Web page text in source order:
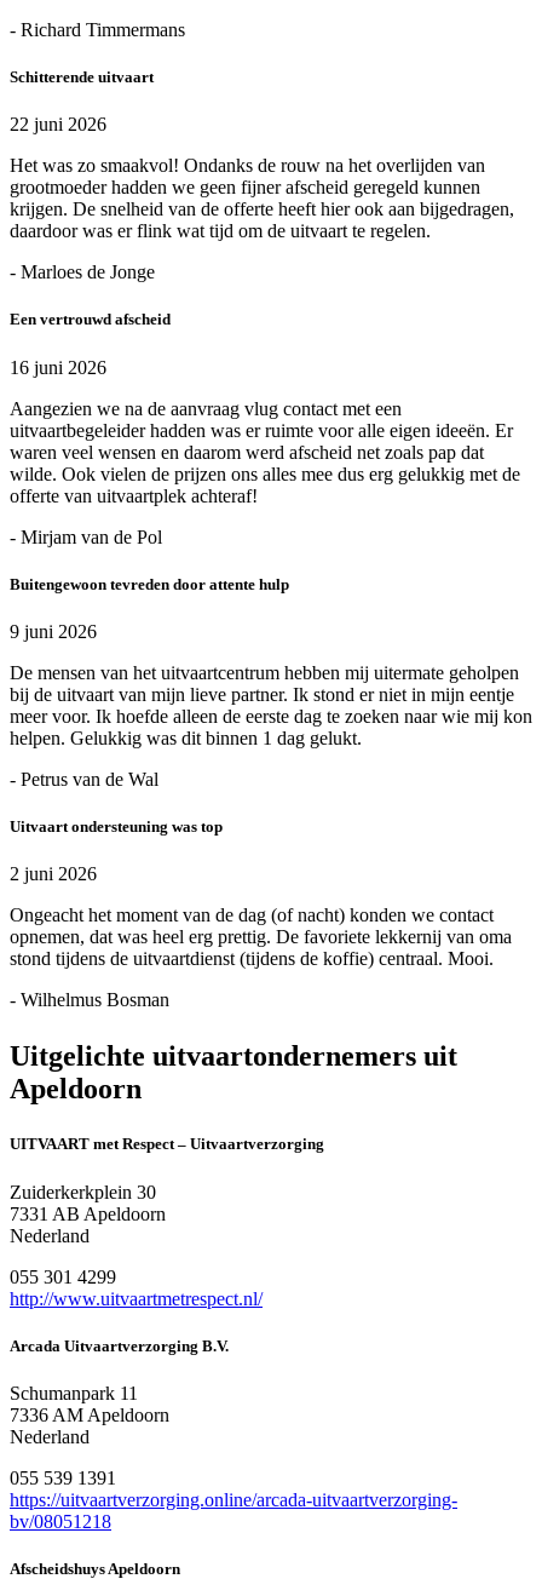
- Richard Timmermans
Schitterende uitvaart
22 juni 2026
Het was zo smaakvol! Ondanks de rouw na het overlijden van
grootmoeder hadden we geen fijner afscheid geregeld kunnen
krijgen. De snelheid van de offerte heeft hier ook aan bijgedragen,
daardoor was er flink wat tijd om de uitvaart te regelen.
- Marloes de Jonge
Een vertrouwd afscheid
16 juni 2026
Aangezien we na de aanvraag vlug contact met een
uitvaartbegeleider hadden was er ruimte voor alle eigen ideeën. Er
waren veel wensen en daarom werd afscheid net zoals pap dat
wilde. Ook vielen de prijzen ons alles mee dus erg gelukkig met de
offerte van uitvaartplek achteraf!
- Mirjam van de Pol
Buitengewoon tevreden door attente hulp
9 juni 2026
De mensen van het uitvaartcentrum hebben mij uitermate geholpen
bij de uitvaart van mijn lieve partner. Ik stond er niet in mijn eentje
meer voor. Ik hoefde alleen de eerste dag te zoeken naar wie mij kon
helpen. Gelukkig was dit binnen 1 dag gelukt.
- Petrus van de Wal
Uitvaart ondersteuning was top
2 juni 2026
Ongeacht het moment van de dag (of nacht) konden we contact
opnemen, dat was heel erg prettig. De favoriete lekkernij van oma
stond tijdens de uitvaartdienst (tijdens de koffie) centraal. Mooi.
- Wilhelmus Bosman
Uitgelichte uitvaartondernemers uit
Apeldoorn
UITVAART met Respect – Uitvaartverzorging
Zuiderkerkplein 30
7331 AB Apeldoorn
Nederland
055 301 4299
http://www.uitvaartmetrespect.nl/
Arcada Uitvaartverzorging B.V.
Schumanpark 11
7336 AM Apeldoorn
Nederland
055 539 1391
https://uitvaartverzorging.online/arcada-uitvaartverzorging-
bv/08051218
Afscheidshuys Apeldoorn